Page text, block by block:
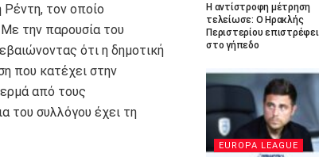
Ρέντη, τον οποίο
Με την παρουσία του
ότι η δημοτική
που κατέχει στην
από τους
του συλλόγου έχει τη
Η αντίστροφη μέτρηση
τελείωσε: Ο Ηρακλής
Περιστερίου επιστρέφει
στο γήπεδο
EUROPA LEAGUE